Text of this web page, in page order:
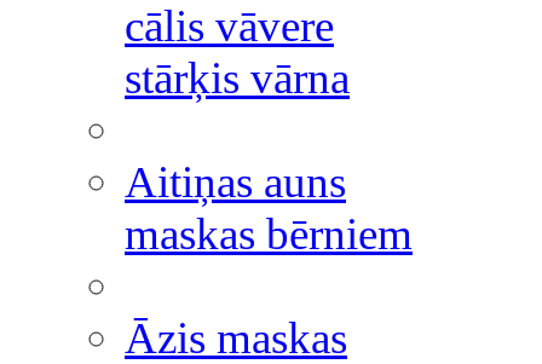
cālis vāvere
stārķis vārna
Aitiņas auns
maskas bērniem
Āzis maskas